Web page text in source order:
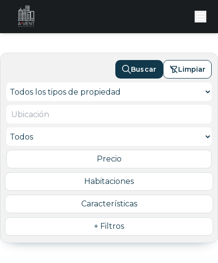
Precio
Habitaciones
Características
+ Filtros
Buscar Limpiar